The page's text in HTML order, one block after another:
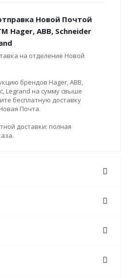
Новой Почтой
Hager, ABB, Schneider
на отделение Новой
брендов Hager, ABB,
Legrand на сумму свыше
бесплатную доставку
Почта.
доставки: полная